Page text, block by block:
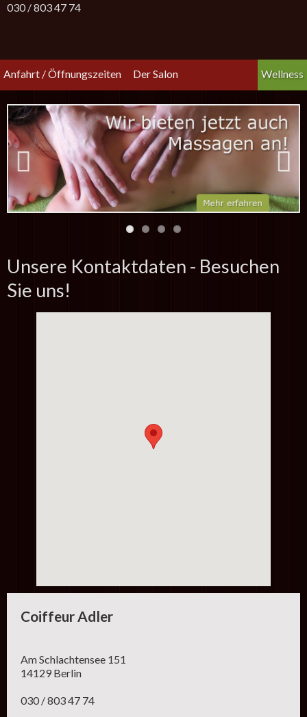
030 / 803 47 74
Anfahrt / Öffnungszeiten Der Salon Wellness
Previous Next
Unsere Kontaktdaten - Besuchen
Sie uns!
Coiffeur Adler
Am Schlachtensee 151
14129 Berlin
030 / 803 47 74